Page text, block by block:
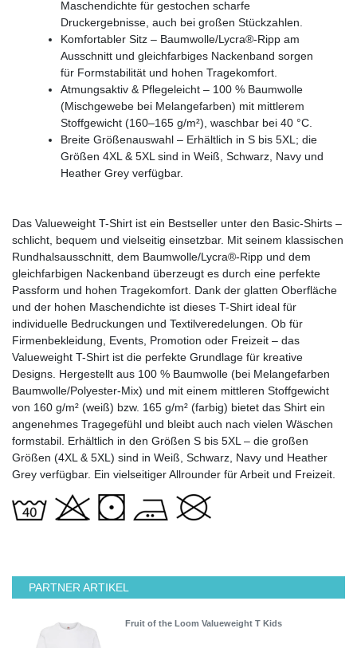
Maschendichte für gestochen scharfe
Druckergebnisse, auch bei großen Stückzahlen.
Komfortabler Sitz – Baumwolle/Lycra®-Ripp am
Ausschnitt und gleichfarbiges Nackenband sorgen
für Formstabilität und hohen Tragekomfort.
Atmungsaktiv & Pflegeleicht – 100 % Baumwolle
(Mischgewebe bei Melangefarben) mit mittlerem
Stoffgewicht (160–165 g/m²), waschbar bei 40 °C.
Breite Größenauswahl – Erhältlich in S bis 5XL; die
Größen 4XL & 5XL sind in Weiß, Schwarz, Navy und
Heather Grey verfügbar.
Das Valueweight T-Shirt ist ein Bestseller unter den Basic-Shirts –
schlicht, bequem und vielseitig einsetzbar. Mit seinem klassischen
Rundhalsausschnitt, dem Baumwolle/Lycra®-Ripp und dem
gleichfarbigen Nackenband überzeugt es durch eine perfekte
Passform und hohen Tragekomfort. Dank der glatten Oberfläche
und der hohen Maschendichte ist dieses T-Shirt ideal für
individuelle Bedruckungen und Textilveredelungen. Ob für
Firmenbekleidung, Events, Promotion oder Freizeit – das
Valueweight T-Shirt ist die perfekte Grundlage für kreative
Designs. Hergestellt aus 100 % Baumwolle (bei Melangefarben
Baumwolle/Polyester-Mix) und mit einem mittleren Stoffgewicht
von 160 g/m² (weiß) bzw. 165 g/m² (farbig) bietet das Shirt ein
angenehmes Tragegefühl und bleibt auch nach vielen Wäschen
formstabil. Erhältlich in den Größen S bis 5XL – die großen
Größen (4XL & 5XL) sind in Weiß, Schwarz, Navy und Heather
Grey verfügbar. Ein vielseitiger Allrounder für Arbeit und Freizeit.
PARTNER ARTIKEL
Fruit of the Loom Valueweight T Kids